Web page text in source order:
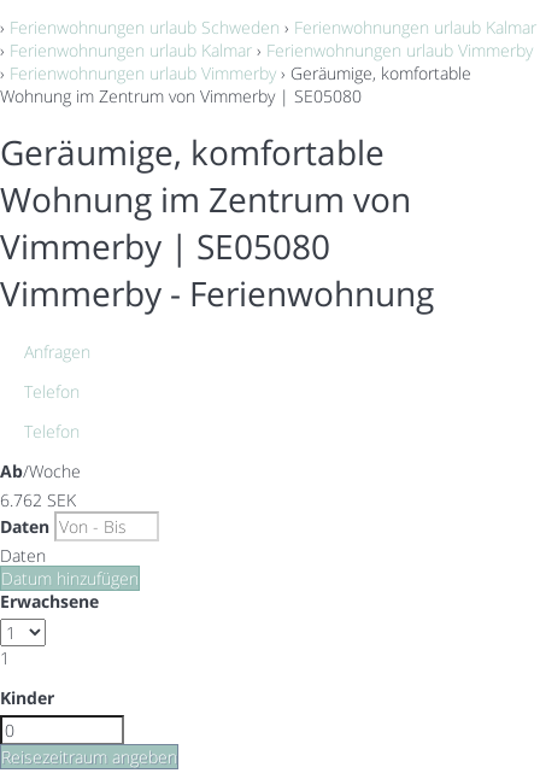
› Ferienwohnungen urlaub Schweden › Ferienwohnungen urlaub Kalmar
› Ferienwohnungen urlaub Kalmar › Ferienwohnungen urlaub Vimmerby
› Ferienwohnungen urlaub Vimmerby › Geräumige, komfortable
Wohnung im Zentrum von Vimmerby | SE05080
Geräumige, komfortable
Wohnung im Zentrum von
Vimmerby | SE05080
Vimmerby - Ferienwohnung
Anfragen
Telefon
Telefon
Ab/Woche
6.762 SEK
Daten
Daten
Datum hinzufügen
Erwachsene
1
Kinder
Reisezeitraum angeben